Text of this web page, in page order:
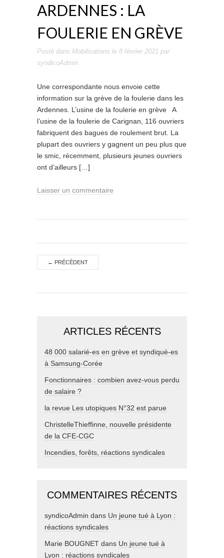
ARDENNES : LA
FOULERIE EN GRÈVE
Posté dans Mobilisations le 8 février 2021 par
syndicoAdmin.
Une correspondante nous envoie cette
information sur la grève de la foulerie dans les
Ardennes. L’usine de la foulerie en grève A
l’usine de la foulerie de Carignan, 116 ouvriers
fabriquent des bagues de roulement brut. La
plupart des ouvriers y gagnent un peu plus que
le smic, récemment, plusieurs jeunes ouvriers
ont d’ailleurs […]
Laisser un commentaire
← PRÉCÉDENT
ARTICLES RÉCENTS
48 000 salarié-es en grève et syndiqué-es
à Samsung-Corée
Fonctionnaires : combien avez-vous perdu
de salaire ?
la revue Les utopiques N°32 est parue
ChristelleThieffinne, nouvelle présidente
de la CFE-CGC
Incendies, forêts, réactions syndicales
COMMENTAIRES RÉCENTS
syndicoAdmin dans Un jeune tué à Lyon :
réactions syndicales
Marie BOUGNET dans Un jeune tué à
Lyon : réactions syndicales